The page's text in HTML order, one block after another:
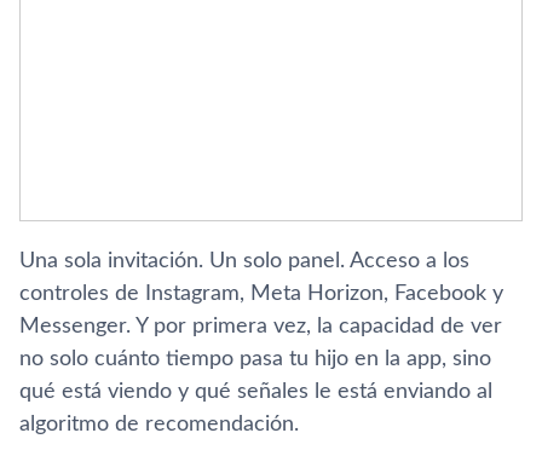
Una sola invitación. Un solo panel. Acceso a los
controles de Instagram, Meta Horizon, Facebook y
Messenger. Y por primera vez, la capacidad de ver
no solo cuánto tiempo pasa tu hijo en la app, sino
qué está viendo y qué señales le está enviando al
algoritmo de recomendación.